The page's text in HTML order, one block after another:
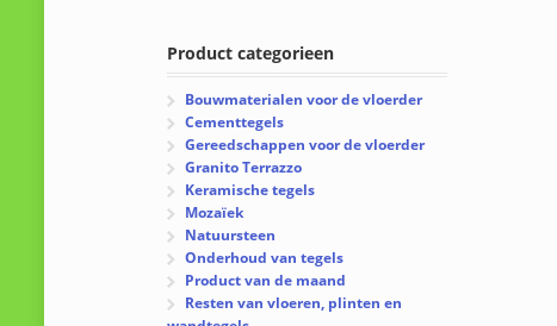
Product categorieen
Bouwmaterialen voor de vloerder
Cementtegels
Gereedschappen voor de vloerder
Granito Terrazzo
Keramische tegels
Mozaïek
Natuursteen
Onderhoud van tegels
Product van de maand
Resten van vloeren, plinten en